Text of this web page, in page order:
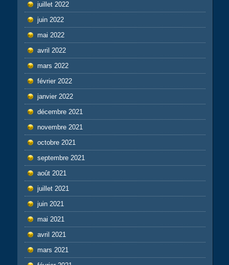
juillet 2022
juin 2022
mai 2022
avril 2022
mars 2022
février 2022
janvier 2022
décembre 2021
novembre 2021
octobre 2021
septembre 2021
août 2021
juillet 2021
juin 2021
mai 2021
avril 2021
mars 2021